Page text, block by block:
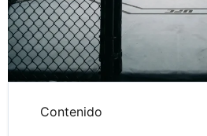
Contenido